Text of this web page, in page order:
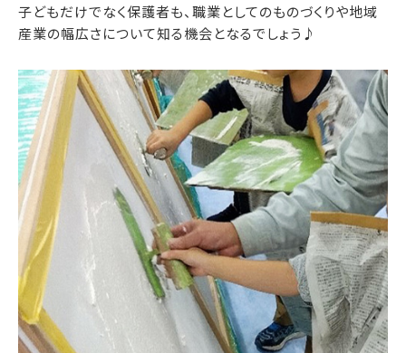
子どもだけでなく保護者も、職業としてのものづくりや地域
産業の幅広さについて知る機会となるでしょう♪